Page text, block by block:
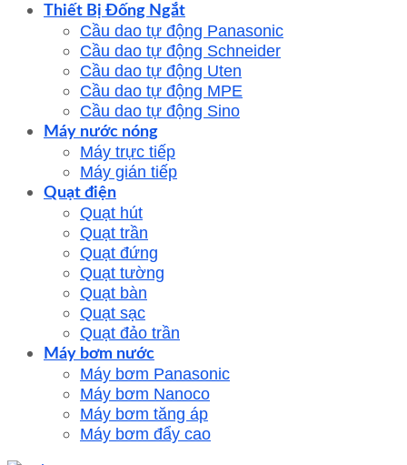
Thiết Bị Đống Ngắt
Cầu dao tự động Panasonic
Cầu dao tự động Schneider
Cầu dao tự động Uten
Cầu dao tự động MPE
Cầu dao tự động Sino
Máy nước nóng
Máy trực tiếp
Máy gián tiếp
Quạt điện
Quạt hút
Quạt trần
Quạt đứng
Quạt tường
Quạt bàn
Quạt sạc
Quạt đảo trần
Máy bơm nước
Máy bơm Panasonic
Máy bơm Nanoco
Máy bơm tăng áp
Máy bơm đẩy cao